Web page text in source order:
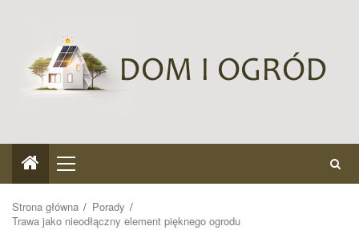
Menu
główne
Strona główna
Porady
Trawa jako nieodłączny element pięknego ogrodu